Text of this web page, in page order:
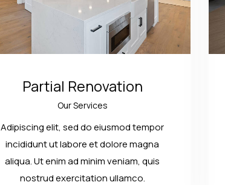
Partial Renovation
Our Services
Adipiscing elit, sed do eiusmod tempor
incididunt ut labore et dolore magna
aliqua. Ut enim ad minim veniam, quis
nostrud exercitation ullamco.